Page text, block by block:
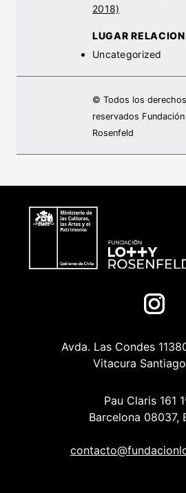
2018)
LUGAR
Uncategorized
© Todos los derechos
reservados
Rosenfeld
Avda. Las Condes
Vitacura
Pau Claris 161
Barcelona 08037,